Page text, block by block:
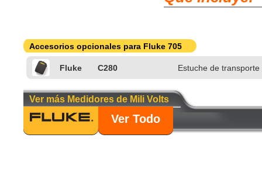
Accesorios opcionales para Fluke 705
Fluke C280 Estuche de transporte
Ver más Medidores de Mili Volts
Ver Todo